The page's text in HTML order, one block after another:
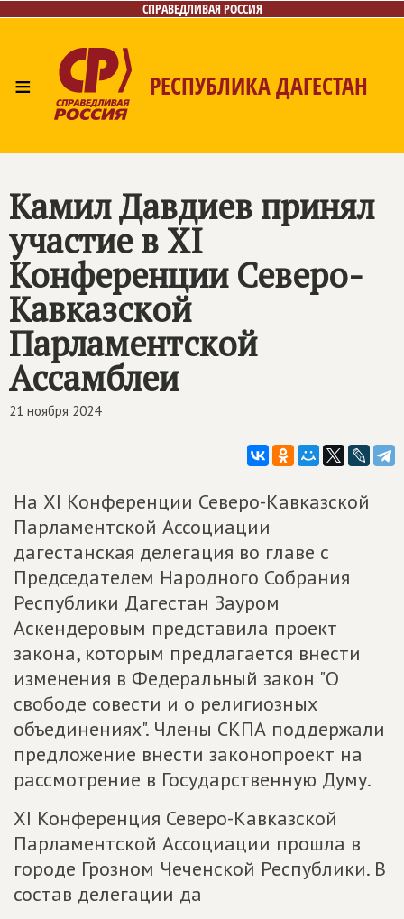
СПРАВЕДЛИВАЯ РОССИЯ
≡ РЕСПУБЛИКА ДАГЕСТАН
Камил Давдиев принял
участие в XI
Конференции Северо-
Кавказской
Парламентской
Ассамблеи
21 ноября 2024
На XI Конференции Северо-Кавказской
Парламентской Ассоциации
дагестанская делегация во главе с
Председателем Народного Собрания
Республики Дагестан Зауром
Аскендеровым представила проект
закона, которым предлагается внести
изменения в Федеральный закон "О
свободе совести и о религиозных
объединениях". Члены СКПА поддержали
предложение внести законопроект на
рассмотрение в Государственную Думу.
XI Конференция Северо-Кавказской
Парламентской Ассоциации прошла в
городе Грозном Чеченской Республики. В
состав делегации да